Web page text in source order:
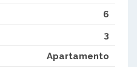
6
3
Apartamento